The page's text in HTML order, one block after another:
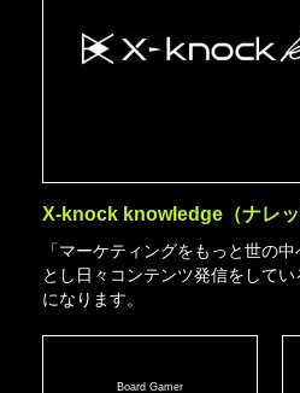
X-knock knowledge（ナレッ
「マーケティングをもっと世の
とし日々コンテンツ発信をしてい
になります。
Board Gamer